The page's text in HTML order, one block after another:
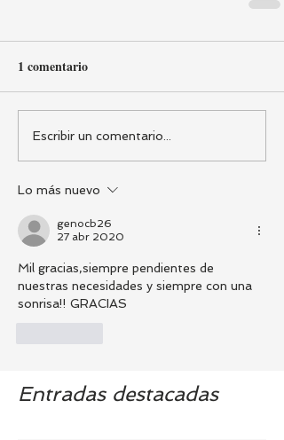
1 comentario
Escribir un comentario...
Lo más nuevo
genocb26
27 abr 2020
Mil gracias,siempre pendientes de
nuestras necesidades y siempre con una
sonrisa!! GRACIAS
Entradas destacadas